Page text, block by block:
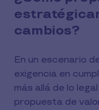
cambios?
En un escenario
exigencia en
más allá de lo
propuesta de